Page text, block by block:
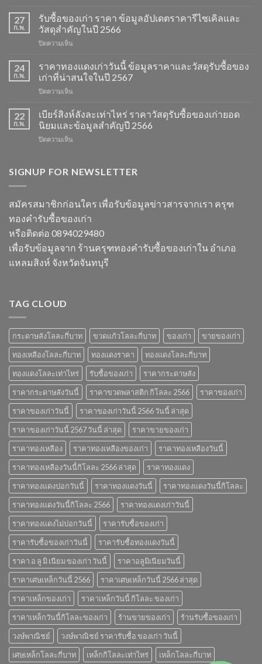
ราคา
ของ
เก่า
วัน
ข้อมูล
ราคา
วัสดุ
ที่
ควร
27
ก.พ.
รับซื้อของเก่า ราคา ข้อมูลอัปเดตราคารีไซเคิลและ
วัสดุสำคัญในปี 2566
ปิดความเห็น
ของ
เก่า
ราคา
อัปเดต
ราคา
รีไซเคิล
และ
ในปี
24
ก.พ.
ราคาทองแดงเก่าวันนี้ ข้อมูลราคาและวัสดุรับซื้อของ
เก่าที่น่าสนใจในปี 2567
ปิดความเห็น
ทองแดง
เก่า
วัน
นี้
และ
ซื้อ
เก่า
ที่
สนใจ
ในปี
22
ก.พ.
เบียร์สิงห์ลังละเท่าไหร่ ราคาวัสดุรับซื้อของเก่ายอด
นิยมและข้อมูลสำคัญปี 2566
ปิดความเห็น
ลัง
ไหร่
ราคา
วัสดุ
ซื้อ
ของ
เก่า
ยอด
2566
SIGNUP FOR NEWSLETTER
สมัครสมาชิกก่อนใคร เพื่อรับข้อมูลข่าวสารจากเรา ครุฑ
ทองคำรับซื้อของเก่า
หรือติดต่อ 0894029480
เพื่อรับข้อมูลจาก ร้านครุฑทองคำรับซื้อของเก่าใน อำเภอ
แหลมสิงห์ จังหวัดจันทบุรี
TAG CLOUD
กระดาษลังโลละกี่บาท ขวดแก้วโลละกี่บาท ของเก่า
ขายของเก่า
ทองเหลืองโลละกี่บาท
ทองแดงราคา
ทองแดงโลละกี่บาท
ทองแดงโลละเท่าไหร่
รับซื้อของเก่า
ราคากระดาษลัง
ราคากระดาษลังวันนี้
ราคาขวดพลาสติก กิโลละ 2566
ราคาของเก่า
ราคาของเก่าวันนี้
ราคาของเก่าวันนี้ 2566 วันนี้ ล่าสุด
ราคาของเก่าวันนี้ 2567 วันนี้ ล่าสุด
ราคาขายของเก่า
ราคาทองเหลือง
ราคาทองเหลืองของเก่า
ราคาทองเหลืองวันนี้
ราคาทองเหลืองวันนี้กิโลละ 2566 ล่าสุด
ราคาทองแดง
ราคาทองแดงปอกวันนี้
ราคาทองแดงวันนี้
ราคาทองแดงวันนี้กิโลละ
ราคาทองแดงวันนี้กิโลละ 2566
ราคาทองแดงเก่าวันนี้
ราคาทองแดงไม่ปอกวันนี้
ราคารับซื้อของเก่า
ราคารับซื้อของเก่าวันนี้
ราคารับซื้อทองแดงวันนี้
ราคา อ ลู มิ เนียม ของเก่า วันนี้
ราคาอลูมิเนียมวันนี้
ราคาเศษเหล็กวันนี้ 2566
ราคาเศษเหล็กวันนี้ 2566 ล่าสุด
ราคาเหล็กของเก่า
ราคาเหล็กวันนี้ กิโลละ ของเก่า
ราคาเหล็กวันนี้กิโลละของเก่า
ร้านขายของเก่า
ร้านรับซื้อของเก่า
วงษ์พาณิชย์
วงษ์พาณิชย์ ราคารับซื้อ ของเก่า วันนี้
เศษเหล็กโลละกี่บาท
เหล็กกิโลละเท่าไหร่ เหล็กโลละกี่บาท